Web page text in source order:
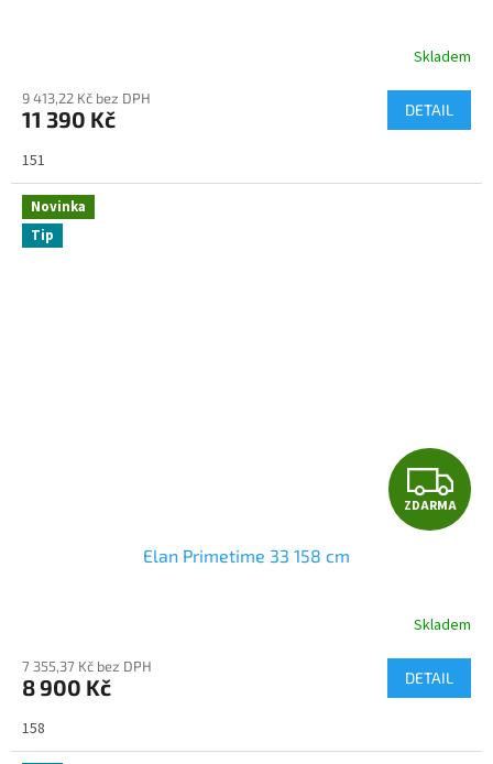
R
M
A
Skladem
9 413,22 Kč bez DPH
11 390 Kč DETAIL
151
Novinka
Tip
Z
D
R
M
A
ZDARMA
Elan Primetime 33 158 cm
Skladem
7 355,37 Kč bez DPH
8 900 Kč DETAIL
158